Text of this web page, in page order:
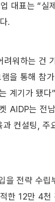
대표는 “실
.
워하는 건
을 통해 참
계기가 됐다
AIDP는 전남
컨설팅, 주
전략 수립
한 12만 4천